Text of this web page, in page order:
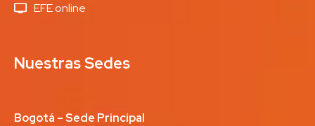
EFE online
Nuestras Sedes
Bogotá – Sede Principal